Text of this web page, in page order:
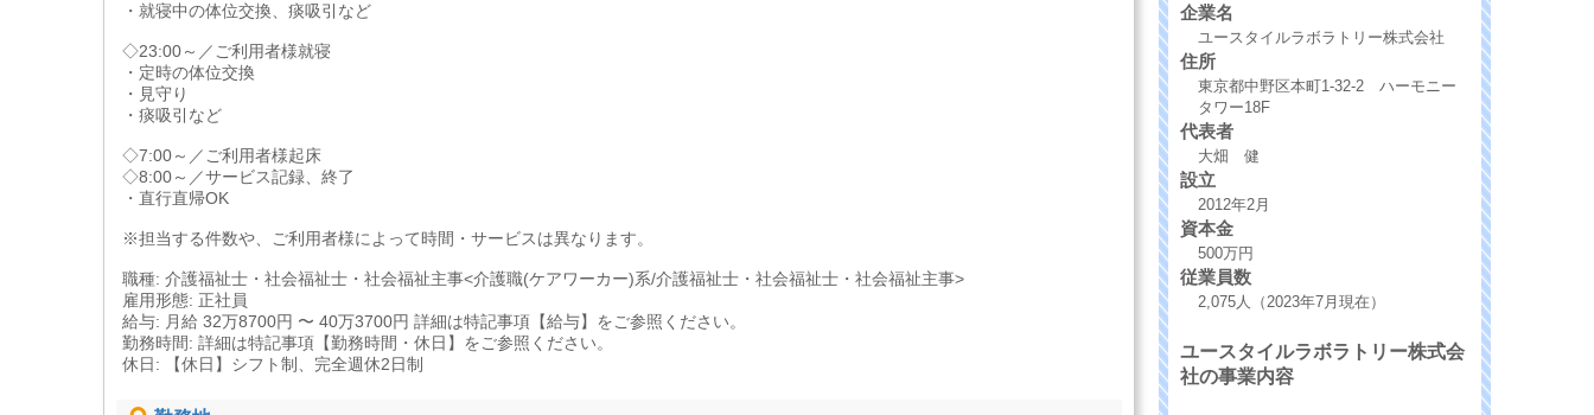
・就寝中の体位交換、痰吸引など
◇23:00～／ご利用者様就寝
・定時の体位交換
・見守り
・痰吸引など
◇7:00～／ご利用者様起床
◇8:00～／サービス記録、終了
・直行直帰OK
※担当する件数や、ご利用者様によって時間・サービスは異なります。
職種: 介護福祉士・社会福祉士・社会福祉主事<介護職(ケアワーカー)系/介護福祉士・社会福祉士・社会福祉主事>
雇用形態: 正社員
給与: 月給 32万8700円 〜 40万3700円 詳細は特記事項【給与】をご参照ください。
勤務時間: 詳細は特記事項【勤務時間・休日】をご参照ください。
休日: 【休日】シフト制、完全週休2日制
企業名
ユースタイルラボラトリー株式会社
住所
東京都中野区本町1-32-2 ハーモニー
タワー18F
代表者
大畑 健
設立
2012年2月
資本金
500万円
従業員数
2,075人（2023年7月現在）
ユースタイルラボラトリー株式会
社の事業内容